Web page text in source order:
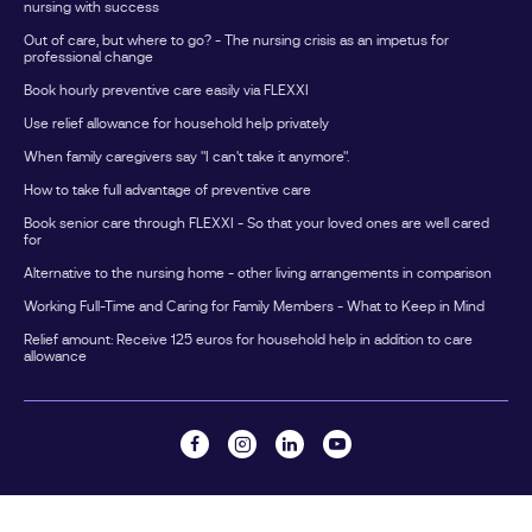
einmal im Jahr für eine Woche in den Urlaub.Während
Betreuung ihres Vaters. Die Kosten werden über die
Verhinderungspflege abgerechnet.So werden beide
Leistungen für unterschiedliche Zwecke genutzt, ohne
wissen nicht, dass der Entlastungsbetrag angespart
Kalenderjahres können grundsätzlich noch bis zum 30.
Juni des Folgejahres verwendet werden.Wer seine
Ansprüche regelmäßig überprüft, kann dadurch
zusätzliche Unterstützung finanzieren.Welche Leistungen
folgende Leistungen genutzt werden: Alltagsbegleitung
Einkäufen Begleitung zu Terminen Gruppenangebote für
nursing with success
Out of care, but where to go? - The nursing crisis as an impetus for
professional change
Book hourly preventive care easily via FLEXXI
Use relief allowance for household help privately
When family caregivers say "I can't take it anymore".
How to take full advantage of preventive care
Book senior care through FLEXXI - So that your loved ones are well cared
for
Alternative to the nursing home - other living arrangements in comparison
Working Full-Time and Caring for Family Members - What to Keep in Mind
Relief amount: Receive 125 euros for household help in addition to care
allowance